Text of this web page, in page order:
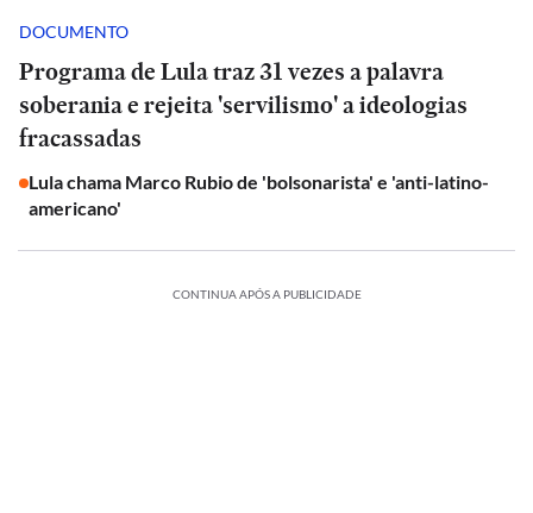
DOCUMENTO
Programa de Lula traz 31 vezes a palavra
soberania e rejeita 'servilismo' a ideologias
fracassadas
Lula chama Marco Rubio de 'bolsonarista' e 'anti-latino-
americano'
CONTINUA APÓS A PUBLICIDADE